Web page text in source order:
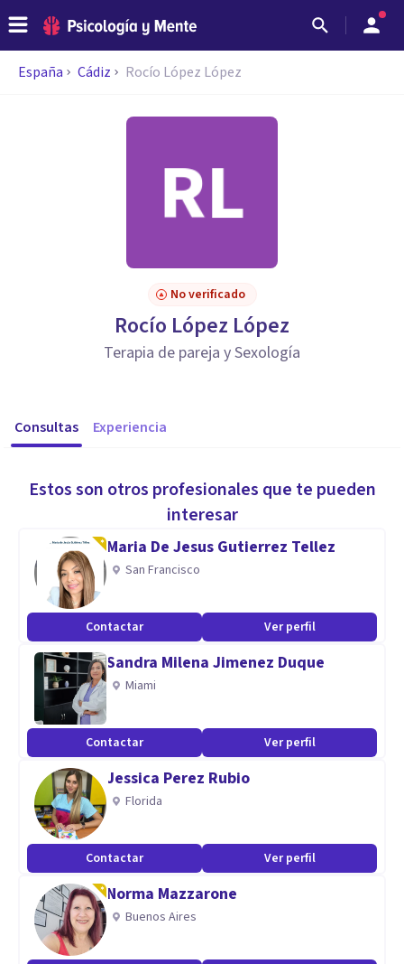
España Cádiz Rocío López López
No verificado
Rocío López López
Terapia de pareja y Sexología
Consultas Experiencia
Estos son otros profesionales que te pueden
interesar
Maria De Jesus Gutierrez Tellez
San Francisco
Contactar Ver perfil
Sandra Milena Jimenez Duque
Miami
Contactar Ver perfil
Jessica Perez Rubio
Florida
Contactar Ver perfil
Norma Mazzarone
Buenos Aires